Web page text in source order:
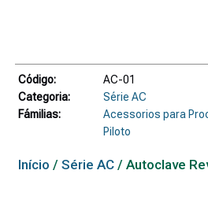
Código:
AC-01
Categoria:
Série AC
Fámilias:
Acessorios para
Piloto
Início /Série AC / Autoclave